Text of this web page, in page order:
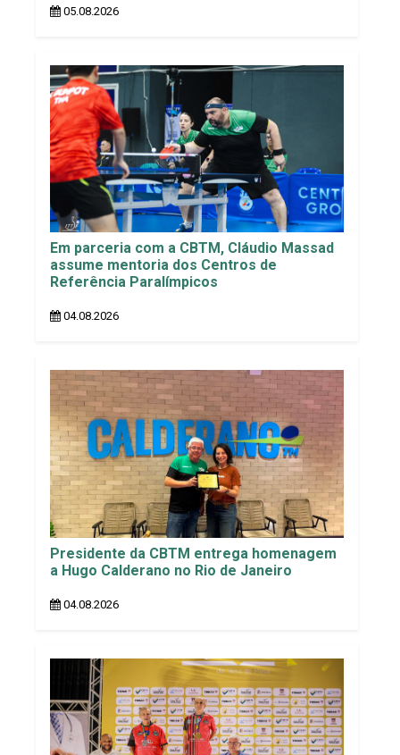
05.08.2026
Em parceria com a CBTM, Cláudio Massad
assume mentoria dos Centros de
Referência Paralímpicos
04.08.2026
Presidente da CBTM entrega homenagem
a Hugo Calderano no Rio de Janeiro
04.08.2026